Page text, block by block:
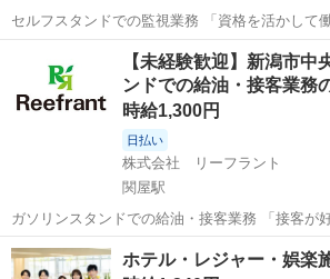
セルフスタンドでの監視業務 「資格を活かして働きたい」 そんな方に
おすすめの、セルフ型のガソリンスタンド業務
管理業務になります ●仕事内容 CMでもおなじみの県内有名ガソリン
スタンドでのお仕事！ セ...
新発田市 西新発田駅 ホテル
【未経験歓迎】新潟市中
ンドでの給油・接客業務
時給1,300円
日払い
株式会社 リーフラント
関屋駅
ガソリンスタンドでの給油・接客業務 「接客が好き」 そんな方におす
すめの、フルサービス型のガソリンスタンド業
の給油及び接客業務になります ●仕事内容 CMでもおなじみの県内有
新潟 新潟市
ホテル・レジャー・娯楽